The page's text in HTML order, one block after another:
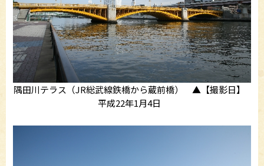
隅田川テラス（JR総武線鉄橋から蔵前橋） ▲【撮影日】
平成22年1月4日